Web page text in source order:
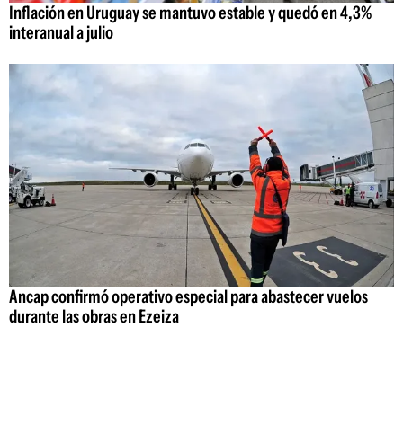
Inflación en Uruguay se mantuvo estable y quedó en 4,3%
interanual a julio
Ancap confirmó operativo especial para abastecer vuelos
durante las obras en Ezeiza